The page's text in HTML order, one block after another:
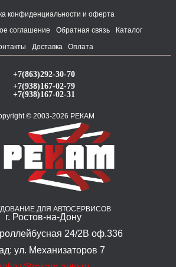
конфиденциальности и оферта
соглашение
Обратная связь
Каталог
Доставка Оплата
+7(863)292-30-70
+7(938)167-02-79
+7(938)167-02-31
© 2003-2026 РЕКАМ
ДЛЯ АВТОСЕРВИСОВ
г. Ростов-на-Дону
24/2В оф.336
ул. Механизаторов 7